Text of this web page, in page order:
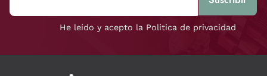
He leído y acepto la Política de privacidad